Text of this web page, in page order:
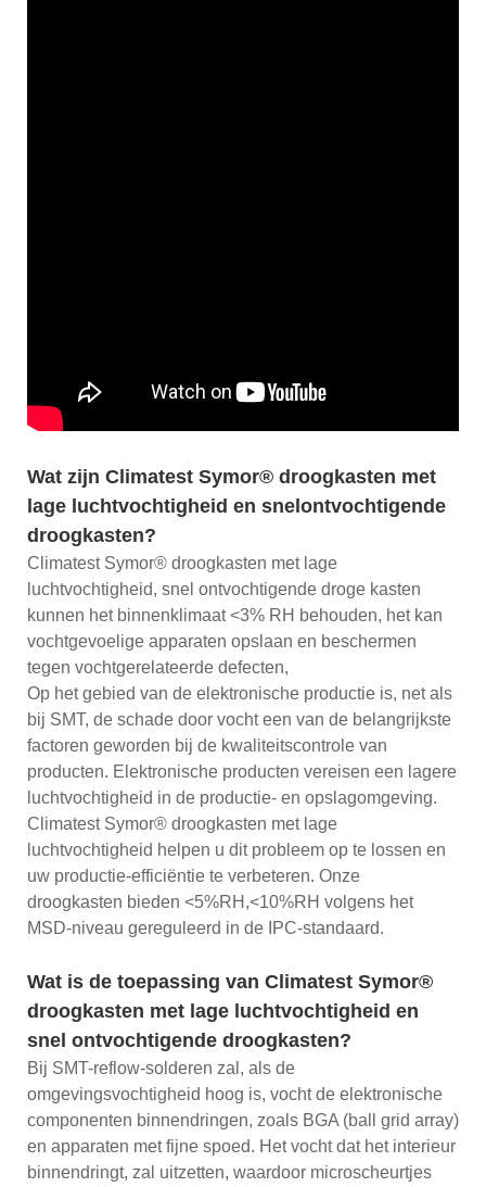
Wat zijn Climatest Symor® droogkasten met
lage luchtvochtigheid en snelontvochtigende
droogkasten?
Climatest Symor® droogkasten met lage
luchtvochtigheid, snel ontvochtigende droge kasten
kunnen het binnenklimaat <3% RH behouden, het kan
vochtgevoelige apparaten opslaan en beschermen
tegen vochtgerelateerde defecten,
Op het gebied van de elektronische productie is, net als
bij SMT, de schade door vocht een van de belangrijkste
factoren geworden bij de kwaliteitscontrole van
producten. Elektronische producten vereisen een lagere
luchtvochtigheid in de productie- en opslagomgeving.
Climatest Symor® droogkasten met lage
luchtvochtigheid helpen u dit probleem op te lossen en
uw productie-efficiëntie te verbeteren. Onze
droogkasten bieden <5%RH,<10%RH volgens het
MSD-niveau gereguleerd in de IPC-standaard.
Wat is de toepassing van Climatest Symor®
droogkasten met lage luchtvochtigheid en
snel ontvochtigende droogkasten?
Bij SMT-reflow-solderen zal, als de
omgevingsvochtigheid hoog is, vocht de elektronische
componenten binnendringen, zoals BGA (ball grid array)
en apparaten met fijne spoed. Het vocht dat het interieur
binnendringt, zal uitzetten, waardoor microscheurtjes